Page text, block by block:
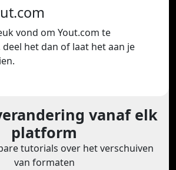
vond om Yout.com te
het dan of laat het aan je
vanaf elk
platform
tutorials over het verschuiven
van formaten